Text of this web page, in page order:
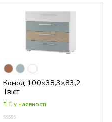
Комод 100×38,3×83,2
Твіст
Є у наявності